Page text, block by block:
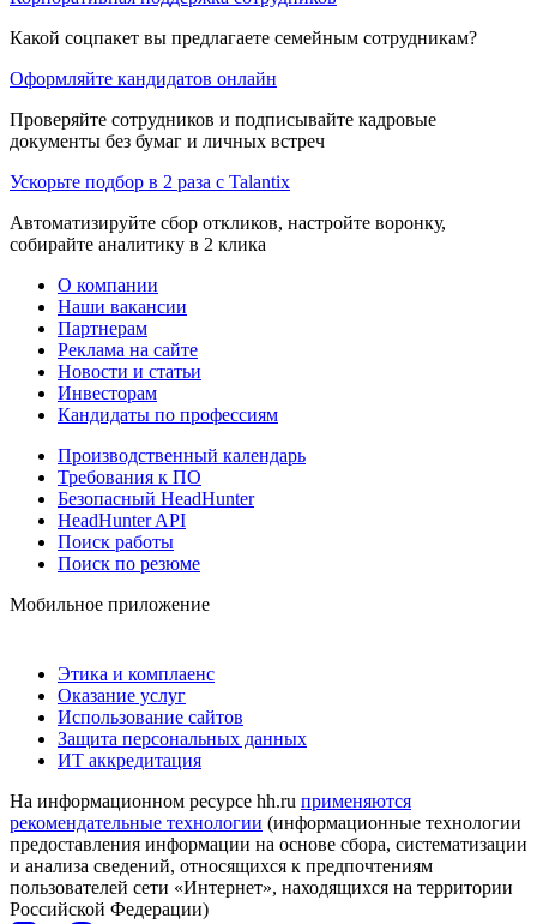
Какой соцпакет вы предлагаете семейным сотрудникам?
Оформляйте кандидатов онлайн
Проверяйте сотрудников и подписывайте кадровые
документы без бумаг и личных встреч
Ускорьте подбор в 2 раза с Talantix
Автоматизируйте сбор откликов, настройте воронку,
собирайте аналитику в 2 клика
О компании
Наши вакансии
Партнерам
Реклама на сайте
Новости и статьи
Инвесторам
Кандидаты по профессиям
Производственный календарь
Требования к ПО
Безопасный HeadHunter
HeadHunter API
Поиск работы
Поиск по резюме
Мобильное приложение
Этика и комплаенс
Оказание услуг
Использование сайтов
Защита персональных данных
ИТ аккредитация
На информационном ресурсе hh.ru применяются
рекомендательные технологии (информационные технологии
предоставления информации на основе сбора, систематизации
и анализа сведений, относящихся к предпочтениям
пользователей сети «Интернет», находящихся на территории
Российской Федерации)